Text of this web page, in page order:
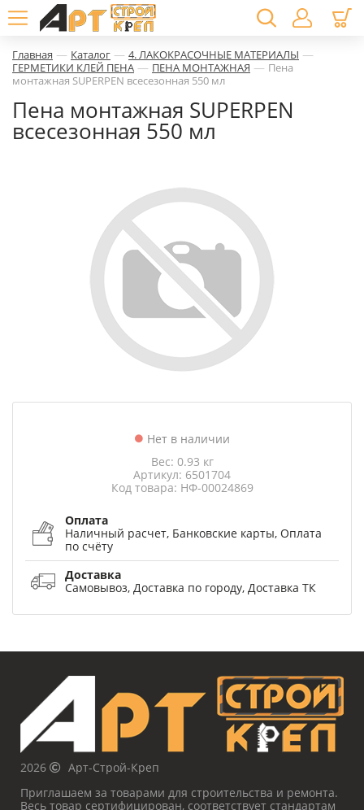
Главная — Каталог — 4. ЛАКОКРАСОЧНЫЕ МАТЕРИАЛЫ —
ГЕРМЕТИКИ КЛЕЙ ПЕНА — ПЕНА МОНТАЖНАЯ — Пена
монтажная SUPERPEN всесезонная 550 мл
Пена монтажная SUPERPEN
всесезонная 550 мл
Нет в наличии
Вес: 0.93 кг
Артикул: 6501704
Код товара: НФ-00024869
Оплата
Наличный расчет, Банковские карты, Оплата
по счёту
Доставка
Самовывоз, Доставка по городу, Доставка ТК
2026
Арт-Строй-Креп
Приглашаем за товарами для строительства и ремонта.
Весь товар сертифицирован, соответствует стандартам